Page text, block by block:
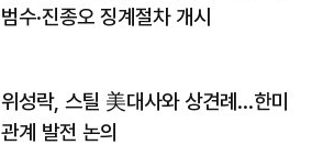
범수·진종오 징계절차 개시
위성락, 스틸 美대사와 상견례…한미
관계 발전 논의